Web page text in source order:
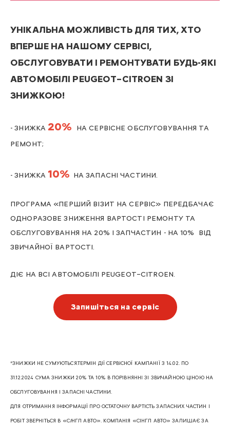
УНІКАЛЬНА МОЖЛИВІСТЬ ДЛЯ ТИХ, ХТО
ВПЕРШЕ НА НАШОМУ СЕРВІСІ,
ОБСЛУГОВУВАТИ І РЕМОНТУВАТИ БУДЬ-ЯКІ
АВТОМОБІЛІ PEUGEOT–СITROEN ЗІ
ЗНИЖКОЮ!
- ЗНИЖКА 20% НА СЕРВІСНЕ ОБСЛУГОВУВАННЯ ТА
РЕМОНТ;
- ЗНИЖКА 10% НА ЗАПАСНІ ЧАСТИНИ.
ПРОГРАМА «ПЕРШИЙ ВІЗИТ НА СЕРВІС» ПЕРЕДБАЧАЄ
ОДНОРАЗОВЕ ЗНИЖЕННЯ ВАРТОСТІ РЕМОНТУ ТА
ОБСЛУГОВУВАННЯ НА 20% І ЗАПЧАСТИН - НА 10%
ВІД
ЗВИЧАЙНОЇ ВАРТОСТІ.
ДІЄ НА ВСІ АВТОМОБІЛІ PEUGEOT–СITROEN.
Запишіться на сервіс
*ЗНИЖКИ НЕ СУМУЮТЬСЯ.ТЕРМІН ДІЇ СЕРВІСНОЇ КАМПАНІЇ З 14.02. ПО
31.12.2024 СУМА ЗНИЖКИ 20% ТА 10% В ПОРІВНЯННІ ЗІ ЗВИЧАЙНОЮ ЦІНОЮ НА
ОБСЛУГОВУВАННЯ І ЗАПАСНІ ЧАСТИНИ.
ДЛЯ ОТРИМАННЯ ІНФОРМАЦІЇ ПРО ОСТАТОЧНУ ВАРТІСТЬ ЗАПАСНИХ ЧАСТИН І
РОБІТ ЗВЕРНІТЬСЯ В «СIНГЛ АВТО». КОМПАНІЯ «СІНГЛ АВТО» ЗАЛИШАЄ ЗА